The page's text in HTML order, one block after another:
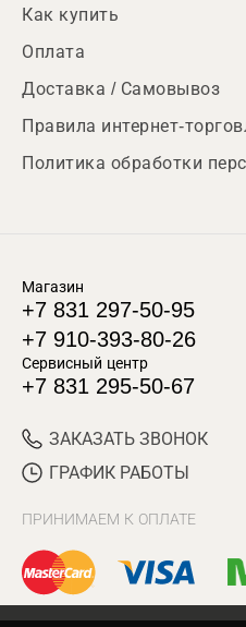
Как купить
Оплата
Доставка / Самовывоз
Правила интернет-
Политика обработки
Магазин
+7 831 297-50-95
+7 910-393-80-26
Сервисный центр
+7 831 295-50-67
ЗАКАЗАТЬ ЗВОНОК
ГРАФИК РАБОТЫ
ПРИНИМАЕМ К ОПЛАТЕ